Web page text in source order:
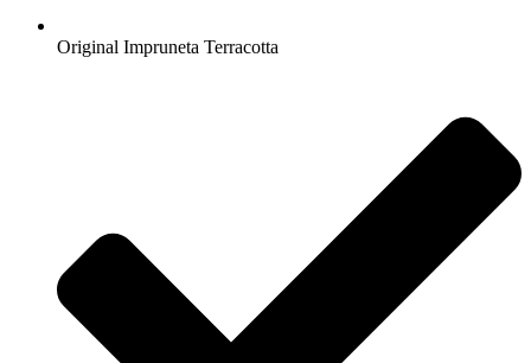
Original Impruneta Terracotta